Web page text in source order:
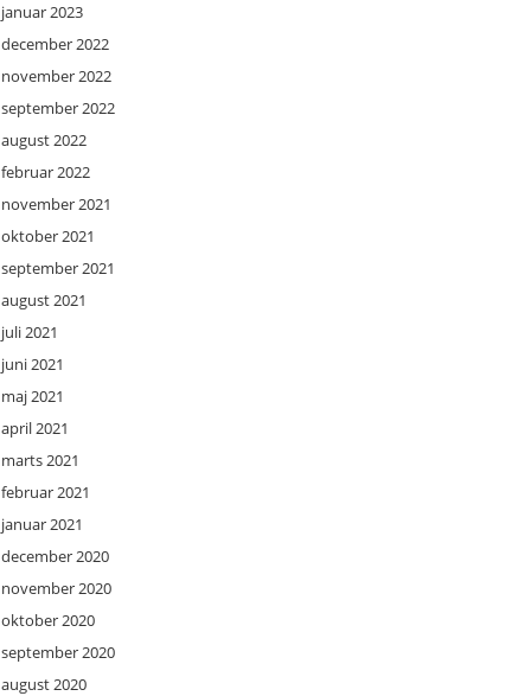
januar 2023
december 2022
november 2022
september 2022
august 2022
februar 2022
november 2021
oktober 2021
september 2021
august 2021
juli 2021
juni 2021
maj 2021
april 2021
marts 2021
februar 2021
januar 2021
december 2020
november 2020
oktober 2020
september 2020
august 2020